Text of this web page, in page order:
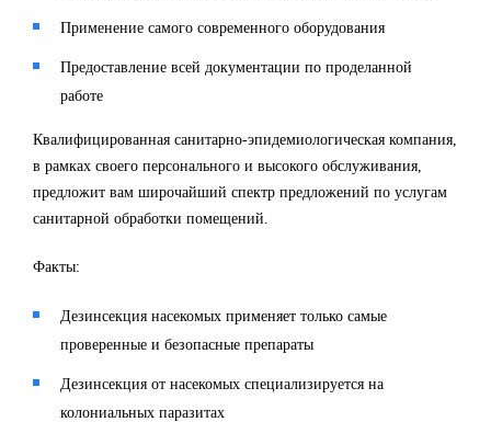
Применение самого современного оборудования
Предоставление всей документации по проделанной
работе
Квалифицированная санитарно-эпидемиологическая компания,
в рамках своего персонального и высокого обслуживания,
предложит вам широчайший спектр предложений по услугам
санитарной обработки помещений.
Факты:
Дезинсекция насекомых применяет только самые
проверенные и безопасные препараты
Дезинсекция от насекомых специализируется на
колониальных паразитах